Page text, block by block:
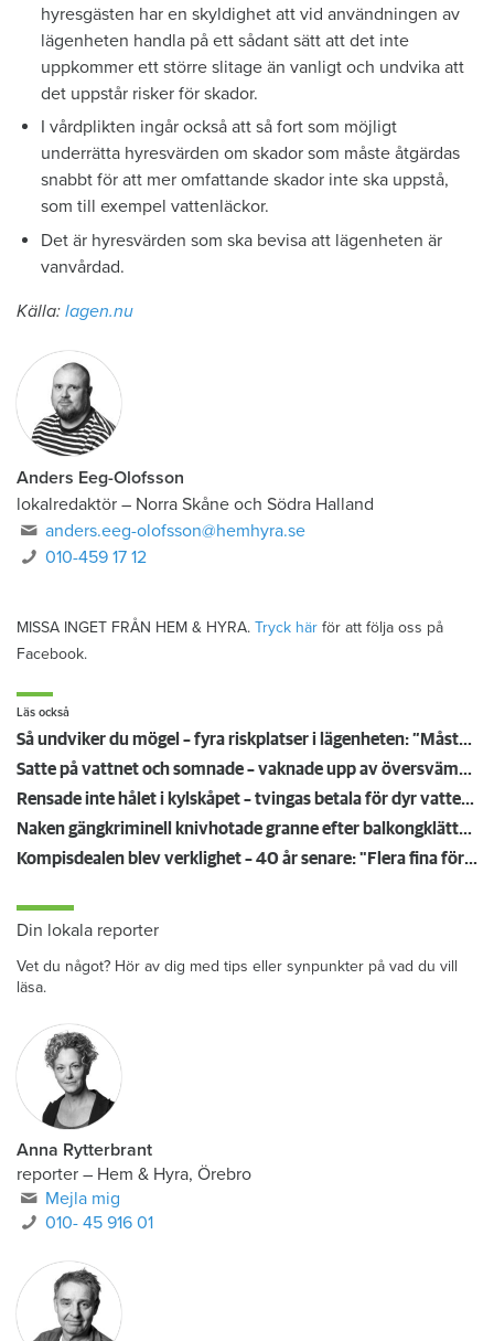
hyresgästen har en skyldighet att vid användningen av
lägenheten handla på ett sådant sätt att det inte
uppkommer ett större slitage än vanligt och undvika att
det uppstår risker för skador.
I vårdplikten ingår också att så fort som möjligt
underrätta hyresvärden om skador som måste åtgärdas
snabbt för att mer omfattande skador inte ska uppstå,
som till exempel vattenläckor.
Det är hyresvärden som ska bevisa att lägenheten är
vanvårdad.
Källa: lagen.nu
Anders Eeg-Olofsson
lokalredaktör – Norra Skåne och Södra Halland
anders.eeg-olofsson@hemhyra.se
010-459 17 12
MISSA INGET FRÅN HEM & HYRA. Tryck här för att följa oss på
Facebook.
Läs också
Så undviker du mögel – fyra riskplatser i lägenheten: ”Måste städa bort”
Satte på vattnet och somnade – vaknade upp av översvämning hos grannen
Rensade inte hålet i kylskåpet – tvingas betala för dyr vattenskada
Naken gängkriminell knivhotade granne efter balkongklättring
Kompisdealen blev verklighet – 40 år senare: "Flera fina fördelar med att dela bostad"
Din lokala reporter
Vet du något? Hör av dig med tips eller synpunkter på vad du vill
läsa.
Anna Rytterbrant
reporter – Hem & Hyra, Örebro
Mejla mig
010- 45 916 01